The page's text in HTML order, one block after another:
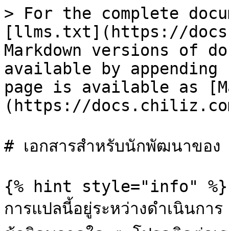
> For the complete
[llms.txt](https://
Markdown versions of
available by
page is available as
(https://
# เอกสารสำหรับนักพัฒนาข
{% hint style="info" %}
การแปลนี้อยู่ระหว่างดำเนินก